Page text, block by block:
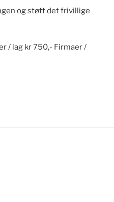
og støtt det frivillige
/ lag kr 750,- Firmaer /